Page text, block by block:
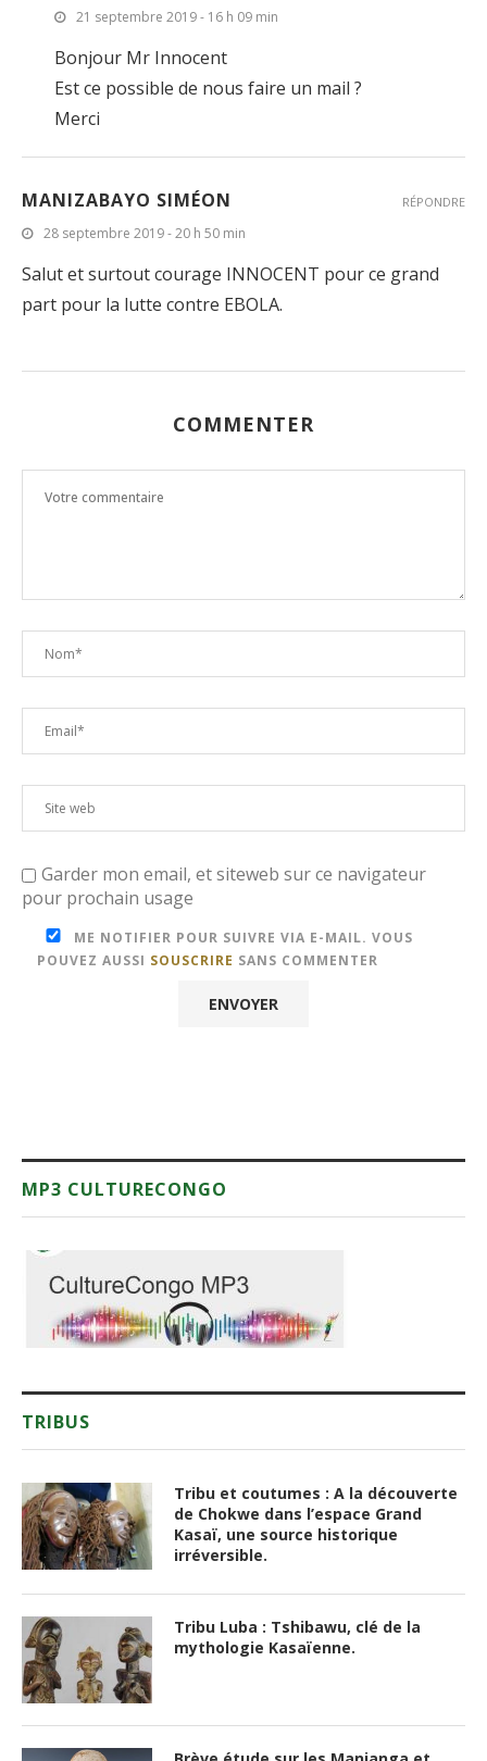
21 septembre 2019 - 16 h 09 min
Bonjour Mr Innocent
Est ce possible de nous faire un mail ?
Merci
MANIZABAYO SIMÉON
28 septembre 2019 - 20 h 50 min
Salut et surtout courage INNOCENT pour ce grand
part pour la lutte contre EBOLA.
RÉPONDRE
COMMENTER
Garder mon email, et siteweb sur ce navigateur
pour prochain usage
ME NOTIFIER POUR SUIVRE VIA E-MAIL. VOUS
POUVEZ AUSSI SOUSCRIRE SANS COMMENTER
MP3 CULTURECONGO
TRIBUS
Tribu et coutumes : A la découverte
de Chokwe dans l’espace Grand
Kasaï, une source historique
irréversible.
Tribu Luba : Tshibawu, clé de la
mythologie Kasaïenne.